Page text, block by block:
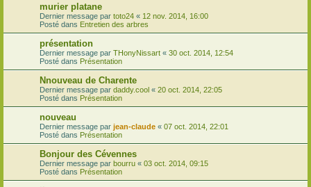
murier platane
Dernier message par toto24 « 12 nov. 2014, 16:00
Posté dans Entretien des arbres
présentation
Dernier message par THonyNissart « 30 oct. 2014, 12:54
Posté dans Présentation
Nnouveau de Charente
Dernier message par daddy.cool « 20 oct. 2014, 22:05
Posté dans Présentation
nouveau
Dernier message par jean-claude « 07 oct. 2014, 22:01
Posté dans Présentation
Bonjour des Cévennes
Dernier message par bourru « 03 oct. 2014, 09:15
Posté dans Présentation